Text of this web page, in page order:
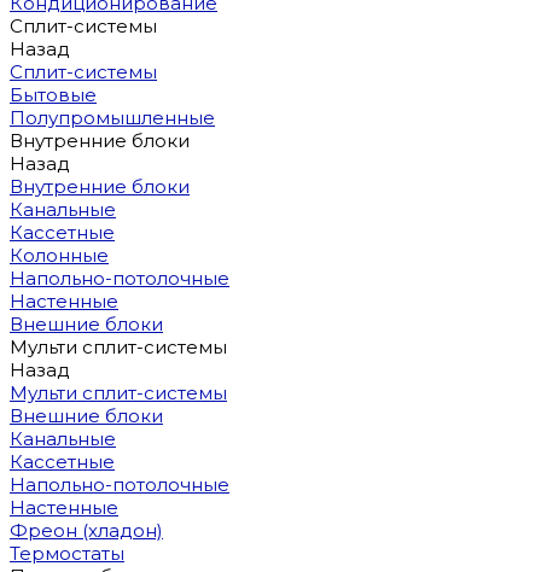
Сплит-системы
Назад
Сплит-системы
Бытовые
Полупромышленные
Внутренние блоки
Назад
Внутренние блоки
Канальные
Кассетные
Колонные
Напольно-потолочные
Настенные
Внешние блоки
Мульти сплит-системы
Назад
Мульти сплит-системы
Внешние блоки
Канальные
Кассетные
Напольно-потолочные
Настенные
Фреон (хладон)
Термостаты